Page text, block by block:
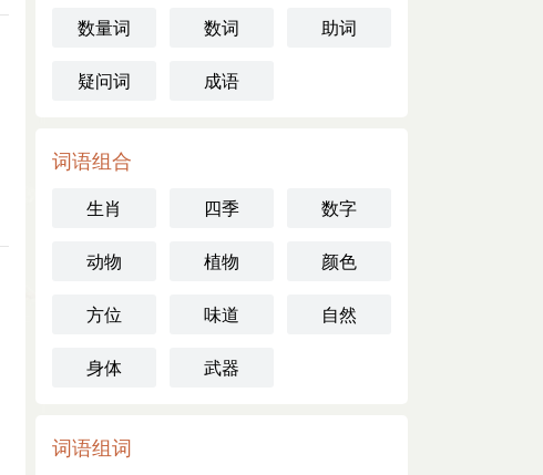
数量词 数词 助词
疑问词 成语
词语组合
生肖 四季 数字
动物 植物 颜色
方位 味道 自然
身体 武器
词语组词